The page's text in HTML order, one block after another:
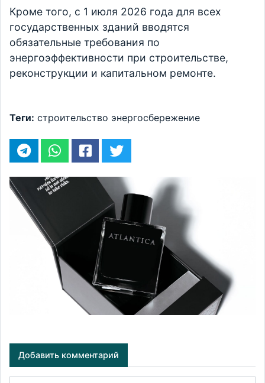
Кроме того, с 1 июля 2026 года для всех
государственных зданий вводятся
обязательные требования по
энергоэффективности при строительстве,
реконструкции и капитальном ремонте.
Теги: строительство энергосбережение
Добавить комментарий